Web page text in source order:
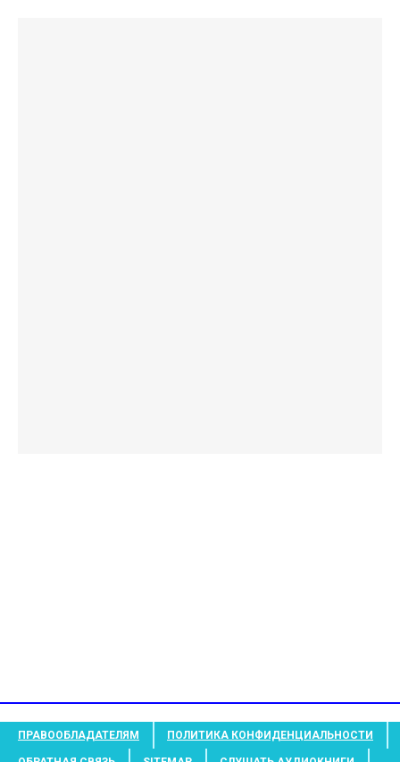
ПРАВООБЛАДАТЕЛЯМ ПОЛИТИКА КОНФИДЕНЦИАЛЬНОСТИ